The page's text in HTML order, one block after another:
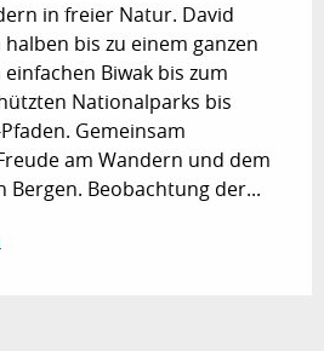
in freier Natur. David
bis zu einem ganzen
Biwak bis zum
Nationalparks bis
Gemeinsam
am Wandern und dem
Bergen. Beobachtung der...